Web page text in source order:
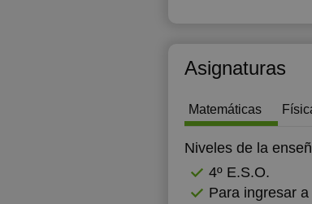
Asignaturas
Matemáticas
Niveles de la
4º E.S.O.
Para ingresar